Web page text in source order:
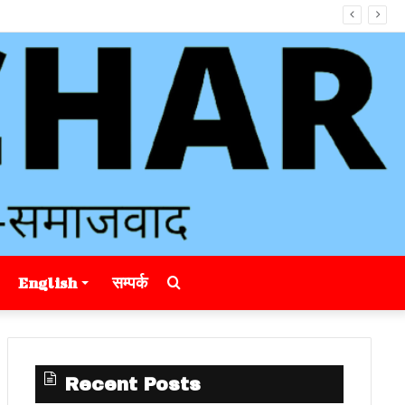
English सम्पर्क Search
for
Recent Posts